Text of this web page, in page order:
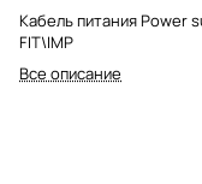
Кабель питания Power
FIT\IMP
Все описание